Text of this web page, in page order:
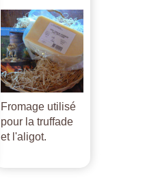
Fromage utilisé
pour la truffade
et l'aligot.